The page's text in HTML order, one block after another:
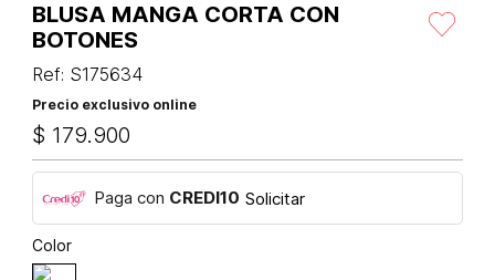
BLUSA MANGA CORTA CON
BOTONES
Ref: S175634
Precio exclusivo online
$ 179.900
Paga con CREDI10 Solicitar
Color